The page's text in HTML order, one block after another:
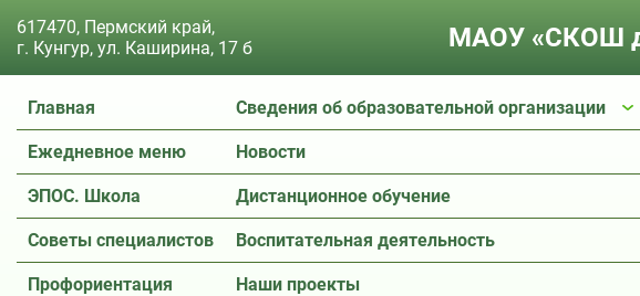
617470, Пермский край,
г. Кунгур, ул. Каширина, 17 б
МАОУ «СКОШ
Главная Сведения об образовательной организации
Ежедневное меню Новости
ЭПОС. Школа Дистанционное обучение
Советы специалистов Воспитательная деятельность
Профориентация Наши проекты